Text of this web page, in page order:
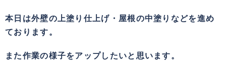
本日は外壁の上塗り仕上げ・屋根の中塗りなどを進め
ております。
また作業の様子をアップしたいと思います。